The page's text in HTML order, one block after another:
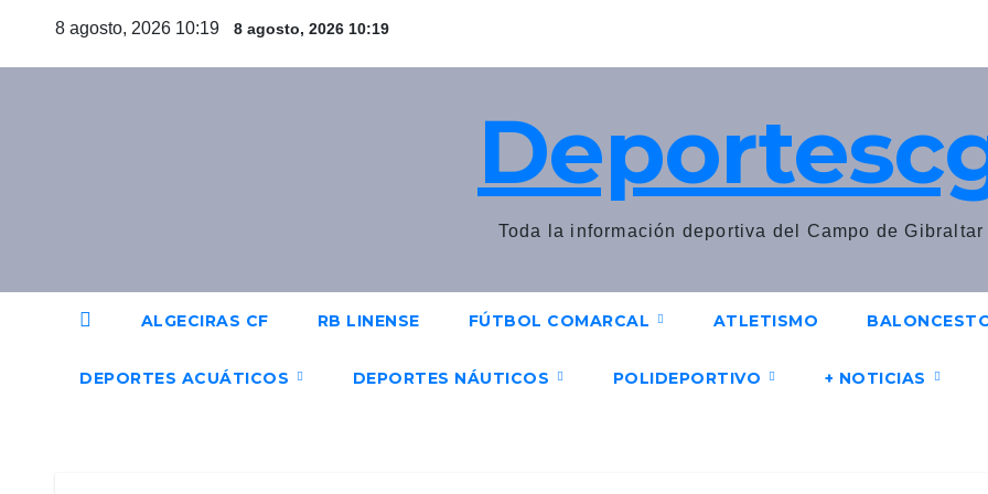
8 agosto, 2026 10:19 8 agosto, 2026 10:19
Toda la información deportiva del Campo de Gibraltar
ALGECIRAS CF RB LINENSE FÚTBOL COMARCAL ATLETISMO
DEPORTES ACUÁTICOS DEPORTES NÁUTICOS POLIDEPORTIVO + NOTICIAS